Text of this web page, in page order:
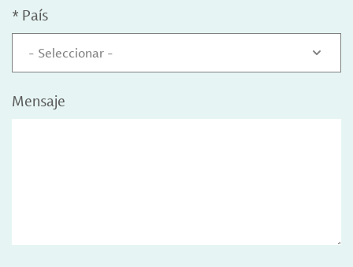
* País
- Seleccionar -
Mensaje